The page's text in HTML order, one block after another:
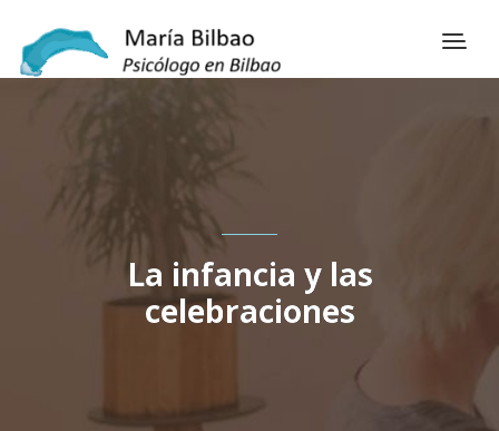
La infancia y las
celebraciones